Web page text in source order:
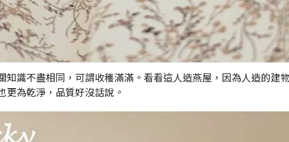
識不盡相同，可謂收穫滿滿。看看這人造燕屋，因為人造的
為乾淨，品質好沒話說。